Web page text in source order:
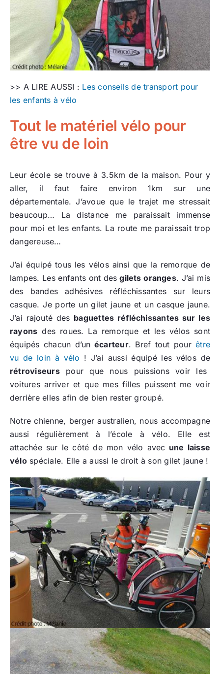
>> A LIRE AUSSI : Les conseils de transport pour
les enfants à vélo
Tout le matériel vélo pour
être vu de loin
Leur école se trouve à 3.5km de la maison. Pour y
aller, il faut faire environ 1km sur une
départementale. J’avoue que le trajet me stressait
beaucoup… La distance me paraissait immense
pour moi et les enfants. La route me paraissait trop
dangereuse…
J’ai équipé tous les vélos ainsi que la remorque de
lampes. Les enfants ont des gilets oranges. J’ai mis
des bandes adhésives réfléchissantes sur leurs
casque. Je porte un gilet jaune et un casque jaune.
J’ai rajouté des baguettes réfléchissantes sur les
rayons des roues. La remorque et les vélos sont
équipés chacun d’un écarteur. Bref tout pourêtre
vu de loin à vélo ! J’ai aussi équipé les vélos de
rétroviseurspour que nous puissions voir les
voitures arriver et que mes filles puissent me voir
derrière elles afin de bien rester groupé.
Notre chienne, berger australien, nous accompagne
aussi régulièrement à l’école à vélo. Elle est
attachée sur le côté de mon vélo avec une laisse
vélospéciale. Elle a aussi le droit à son gilet jaune !